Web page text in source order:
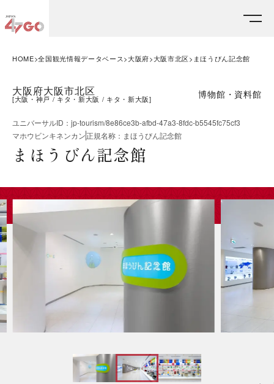
HOME 全国観光情報データベース 大阪府 大阪市北区 まほうびん記念館
大阪府大阪市北区
[大阪・神戸 キタ・新大阪 キタ・新大阪] 博物館・資料館
ユニバーサルID ： jp-tourism/8e86ce3b-afbd-47a3-8fdc-b5545fc75cf3
マホウビンキネンカン正規名称 ： まほうびん記念館
まほうびん記念館